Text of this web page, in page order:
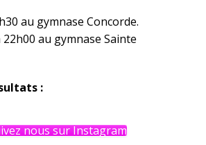
au gymnase Concorde.
au gymnase Sainte
:
nous sur Instagram